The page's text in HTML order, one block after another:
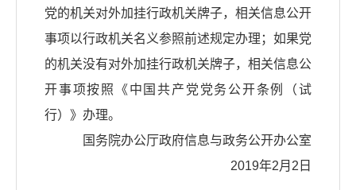
党的机关对外加挂行政机关牌子，相关信息公开
事项以行政机关名义参照前述规定办理；如果党
的机关没有对外加挂行政机关牌子，相关信息公
开事项按照《中国共产党党务公开条例（试
行）》办理。
国务院办公厅政府信息与政务公开办公室
2019年2月2日